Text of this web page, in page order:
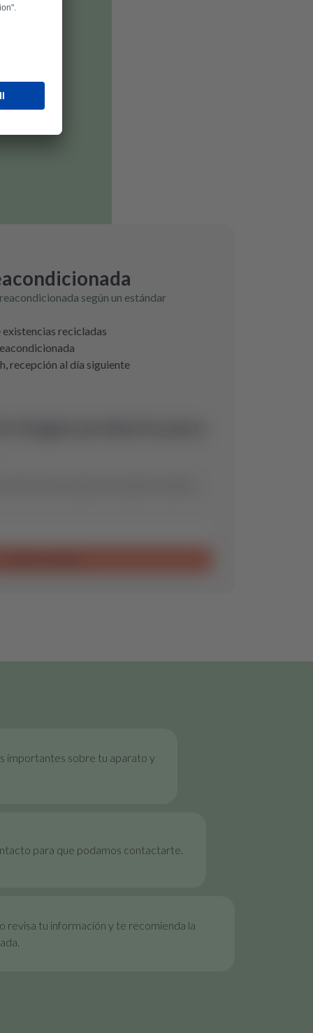
según un estándar
recicladas
recepción al día siguiente
importantes sobre tu aparato y
para que podamos contactarte.
revisa tu información y te recomienda la